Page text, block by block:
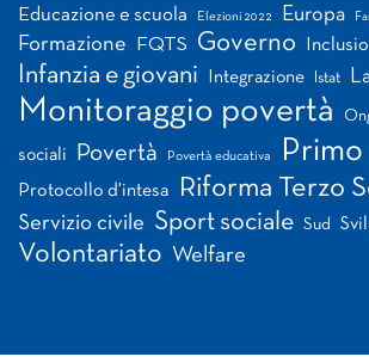
Educazione e scuola Elezioni 2022 Europa
Formazione FQTS Governo
Infanzia e giovani Integrazione Istat
Monitoraggio povertà
sociali Povertà Povertà educativa
Protocollo d'intesa Riforma Terzo
Servizio civile Sport sociale Sud
Volontariato Welfare